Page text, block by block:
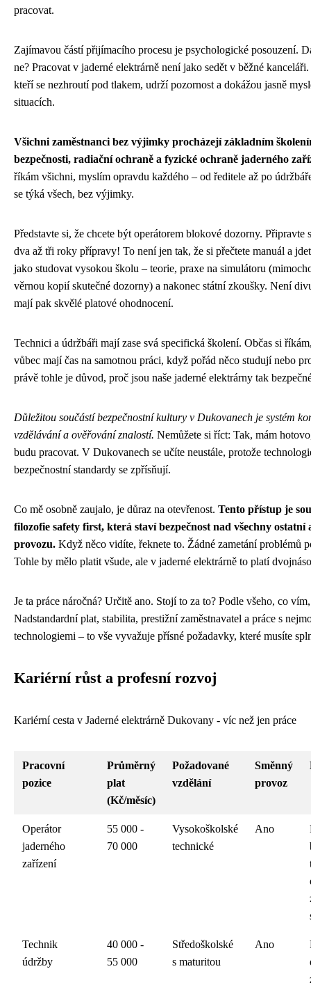
pracovat.
Zajímavou částí přijímacího procesu je psychologické posouzení.
ne? Pracovat v jaderné elektrárně není jako sedět v běžné
kteří se nezhroutí pod tlakem, udrží pozornost a dokážou jasně
situacích.
Všichni zaměstnanci bez výjimky procházejí základním
bezpečnosti, radiační ochraně a fyzické ochraně jaderného
říkám všichni, myslím opravdu každého – od ředitele až po
se týká všech, bez výjimky.
Představte si, že chcete být operátorem blokové dozorny. Připravte
dva až tři roky přípravy! To není jen tak, že si přečtete manuál a
jako studovat vysokou školu – teorie, praxe na simulátoru
věrnou kopií skutečné dozorny) a nakonec státní zkoušky. Není
mají pak skvělé platové ohodnocení.
Technici a údržbáři mají zase svá specifická školení. Občas si
vůbec mají čas na samotnou práci, když pořád něco studují nebo
právě tohle je důvod, proč jsou naše jaderné elektrárny tak
Důležitou součástí bezpečnostní kultury v Dukovanech je systém
vzdělávání a ověřování znalostí. Nemůžete si říct: Tak, mám
budu pracovat. V Dukovanech se učíte neustále, protože
bezpečnostní standardy se zpřísňují.
Co mě osobně zaujalo, je důraz na otevřenost. Tento přístup je
filozofie safety first, která staví bezpečnost nad všechny ostatní
provozu. Když něco vidíte, řeknete to. Žádné zametání problémů
Tohle by mělo platit všude, ale v jaderné elektrárně to platí
Je ta práce náročná? Určitě ano. Stojí to za to? Podle všeho, co
Nadstandardní plat, stabilita, prestižní zaměstnavatel a práce s
technologiemi – to vše vyvažuje přísné požadavky, které musíte
Kariérní růst a profesní rozvoj
Kariérní cesta v Jaderné elektrárně Dukovany - víc než jen práce
Pracovní
pozice
Průměrný
plat
(Kč/měsíc)
Požadované
vzdělání
Směnný
provoz
Operátor
jaderného
zařízení
55 000 -
70 000
Vysokoškolské
technické
Ano
Technik
údržby
40 000 -
55 000
Středoškolské
s maturitou
Ano